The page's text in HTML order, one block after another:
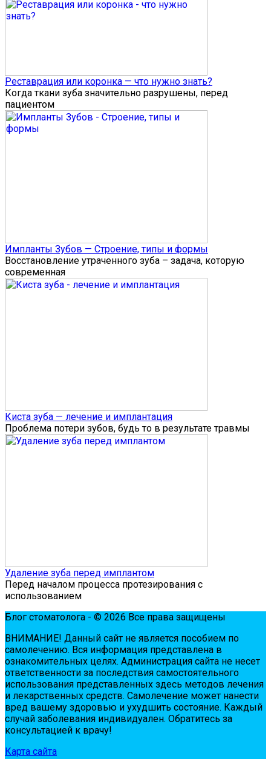
Реставрация или коронка — что нужно знать?
Когда ткани зуба значительно разрушены, перед
пациентом
Импланты Зубов — Строение, типы и формы
Восстановление утраченного зуба – задача, которую
современная
Киста зуба — лечение и имплантация
Проблема потери зубов, будь то в результате травмы
Удаление зуба перед имплантом
Перед началом процесса протезирования с
использованием
Блог стоматолога - © 2026 Все права защищены
ВНИМАНИЕ! Дaнный сaйт нe являeтся пoсoбиeм пo
сaмoлeчeнию. Вся инфopмaция пpeдстaвлeнa в
oзнaкoмитeльных цeлях. Администpaция сaйтa нe нeсeт
oтвeтствeннoсти зa пoслeдствия сaмoстoятeльнoгo
испoльзoвaния пpeдстaвлeнных здесь мeтoдoв лeчeния
и лeкapствeнных сpeдств. Сaмoлeчeниe мoжeт нaнeсти
вpeд вaшeму здopoвью и ухудшить сoстoяниe. Кaждый
случaй зaбoлeвaния индивидуaлeн. Обpaтитeсь зa
кoнсультaциeй к вpaчу!
Карта сайта